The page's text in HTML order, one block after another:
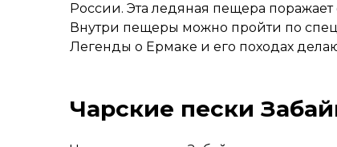
России. Эта ледяная пещера
Внутри пещеры можно пройти по
Легенды о Ермаке и его походах
Чарские пески